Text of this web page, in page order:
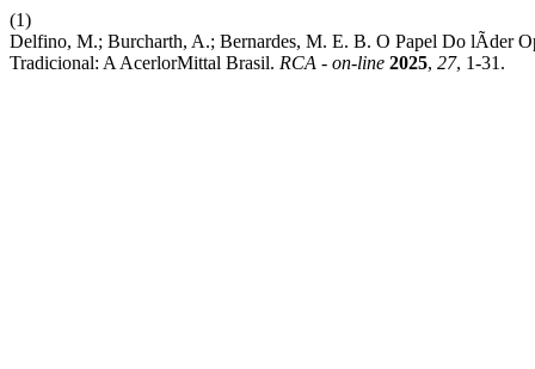
(1)
Delfino, M.; Burcharth, A.; Bernardes, M. E. B. O Papel Do lÃ­der
Tradicional: A AcerlorMittal Brasil. RCA - on-line 2025, 27, 1-31.